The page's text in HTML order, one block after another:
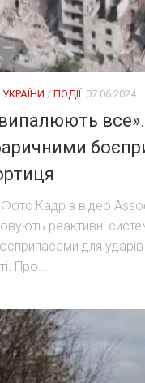
/ ПОДІЇ 07.06.2024
з відео
реактивні
для ударів
Про...